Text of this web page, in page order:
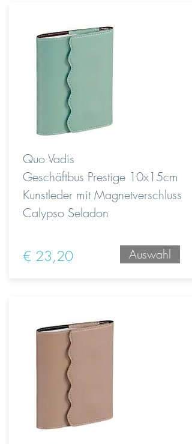
Quo Vadis
Geschäftbus Prestige 10x15cm
Kunstleder mit Magnetverschluss
Calypso Seladon
€ 23,20 Auswahl